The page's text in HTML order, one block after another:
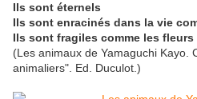
Ils sont éternels
Ils sont enracinés dans la vie
Ils sont fragiles comme les
(Les animaux de Yamaguchi Kayo.
animaliers". Ed. Duculot.)